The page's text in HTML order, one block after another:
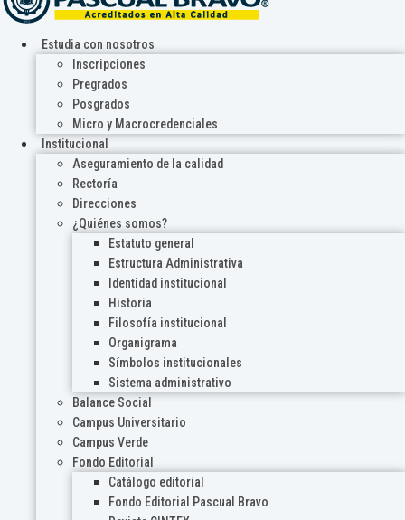
Estudia con nosotros
Inscripciones
Pregrados
Posgrados
Micro y Macrocredenciales
Institucional
Aseguramiento de la calidad
Rectoría
Direcciones
¿Quiénes somos?
Estatuto general
Estructura Administrativa
Identidad institucional
Historia
Filosofía institucional
Organigrama
Símbolos institucionales
Sistema administrativo
Balance Social
Campus Universitario
Campus Verde
Fondo Editorial
Catálogo editorial
Fondo Editorial Pascual Bravo